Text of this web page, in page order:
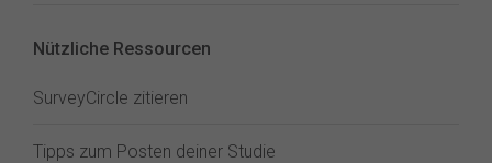
Nützliche Ressourcen
SurveyCircle zitieren
Tipps zum Posten deiner Studie